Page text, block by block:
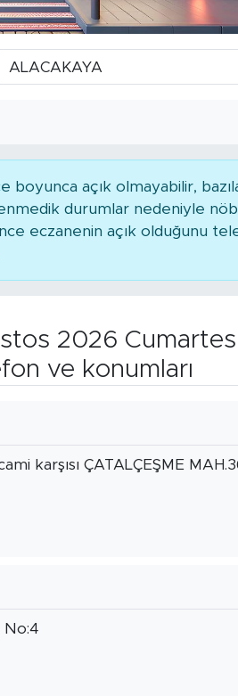
boyunca açık olmayabilir,
durumlar nedeniyle
eczanenin açık olduğunu
2026
ve konumları
karşısı ÇATALÇEŞME
No:4